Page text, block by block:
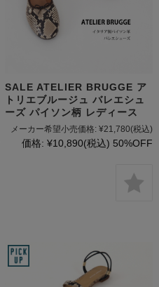
SALE ATELIER BRUGGE ア
トリエブルージュ バレエシュ
ーズ パイソン柄 レディース
メーカー希望小売価格: ¥21,780(税込)
価格: ¥10,890(税込) 50%OFF